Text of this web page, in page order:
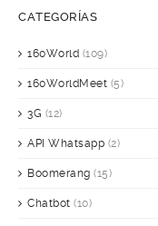
CATEGORÍAS
160World (109)
160WorldMeet (5)
3G (12)
API Whatsapp (2)
Boomerang (15)
Chatbot (10)